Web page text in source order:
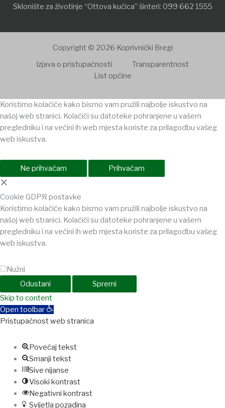
Sklonište za životinje “Ottova kućica” šinteri: 099 662 1555
Copyright © 2026 Koprivnički Bregi
Izjava o pristupačnosti
Transparentnost
List općine
Koristimo kolačiće kako bismo vam pružili najbolje iskustvo na
našoj web stranici. Kolačići su datoteke pohranjene u vašem
pregledniku i na većini ih web mjesta koriste za prilagodbu vašeg
web iskustva.
Ne prihvaćam Prihvaćam
×
Cookie GDPR postavke
Koristimo kolačiće kako bismo vam pružili najbolje iskustvo na
našoj web stranici. Kolačići su datoteke pohranjene u vašem
pregledniku i na većini ih web mjesta koriste za prilagodbu vašeg
web iskustva.
Nužni
Odustani
Spremi
jojobetholiganbet
Skip to content
Open toolbar
Pristupačnost web stranica
Povećaj tekst
Smanji tekst
Sive nijanse
Visoki kontrast
Negativni kontrast
Svijetla pozadina